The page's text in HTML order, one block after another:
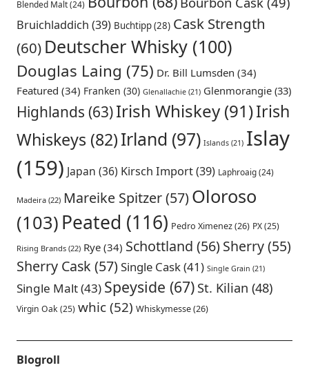
Blended Malt(24)
Bruichladdich (39) Buchtipp(28) Cask Strength
(60) Deutscher Whisky(100)
Douglas Laing (75) Dr. Bill Lumsden (34)
Featured (34) Franken (30) Glenallachie(21) Glenmorangie(33)
Highlands (63)Irish Whiskey(91)Irish
Whiskeys (82)Irland (97) Islands(21) Islay
(159) Japan (36) Kirsch Import(39) Laphroaig(24)
Madeira(22) Mareike Spitzer(57)Oloroso
(103) Peated (116) Pedro Ximenez(26) PX(25)
Rising Brands(22) Rye(34) Schottland (56)Sherry(55)
Sherry Cask (57)Single Cask(41) Single Grain (21)
Single Malt(43) Speyside (67) St. Kilian (48)
Virgin Oak (25) whic(52) Whiskymesse(26)
Blogroll